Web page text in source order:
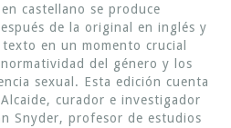
castellano se produce
de la original en inglés y
en un momento crucial
del género y los
sexual. Esta edición cuenta
curador e investigador
Snyder, profesor de estudios